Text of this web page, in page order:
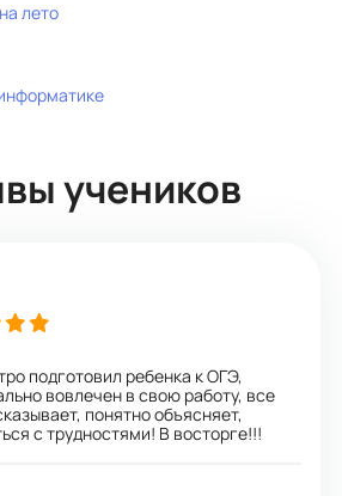
лето
учеников
подготовил ребенка к ОГЭ,
вовлечен в свою работу, все
понятно объясняет,
с трудностями! В восторге!!!